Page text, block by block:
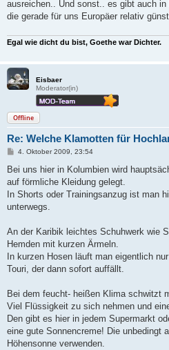
ausreichen.. Und sonst.. es gibt auch
die gerade für uns Europäer relativ
Egal wie dicht du bist, Goethe war Dichter.
Eisbaer
Moderator(in)
Offline
Re: Welche Klamotten für
B
i
r
a
4. Oktober 2009, 23:54
Bei uns hier in Kolumbien wird
auf förmliche Kleidung gelegt.
In Shorts oder Trainingsanzug ist man
unterwegs.
An der Karibik leichtes Schuhwerk wie
Hemden mit kurzen Ärmeln.
In kurzen Hosen läuft man eigentlich
Touri, der dann sofort auffällt.
Bei dem feucht- heißen Klima schwitzt
Viel Flüssigkeit zu sich nehmen und
Den gibt es hier in jedem Supermarkt
eine gute Sonnencreme! Die unbedingt
Höhensonne verwenden.